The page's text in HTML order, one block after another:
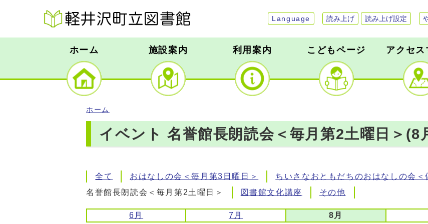
Language 読み上げ 読み上げ設定
ホーム 施設案内 利用案内 こどもページ アクセス
ホーム
イベント 名誉館長朗読会＜毎月第2土曜日＞(8
全て おはなしの会＜毎月第3日曜日＞
ちいさなおともだちのおはなしの会＜
名誉館長朗読会＜毎月第2土曜日＞
図書館文化講座 その他
6月 7月 8月